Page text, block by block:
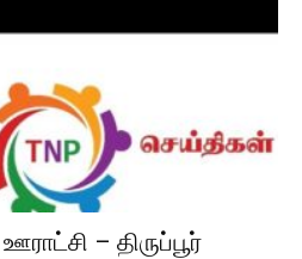
– திருப்பூர்